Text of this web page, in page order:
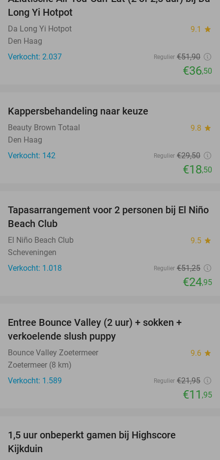
Long Yi Hotpot
Da Long Yi Hotpot 9.1 star
Den Haag
Verkocht: 2.037
Regulier €51,90
€36,50
Kappersbehandeling naar keuze
Beauty Brown Totaal 9.8 star
Den Haag
Verkocht: 142
Regulier €29,50
€18,50
51%
Tapasarrangement voor 2 personen bij El Niño
Beach Club
El Niño Beach Club 9.5 star
Scheveningen
Verkocht: 1.018
Regulier €51,25
€24,95
Entree Bounce Valley (2 uur) + sokken +
verkoelende slush puppy
Bounce Valley Zoetermeer 9.6 star
Zoetermeer (8 km)
Verkocht: 1.589
Regulier €21,95
€11 ,95
1,5 uur onbeperkt gamen bij Highscore
Kijkduin